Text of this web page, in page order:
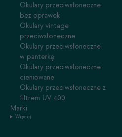
Okulary przeciwsłoneczne
bez oprawek
Okulary vintage
przeciwsłoneczne
Okulary przeciwsłoneczne
w panterkę
Okulary przeciwsłoneczne
cieniowane
Okulary przeciwsłoneczne z
filtrem UV 400
Marki
Więcej